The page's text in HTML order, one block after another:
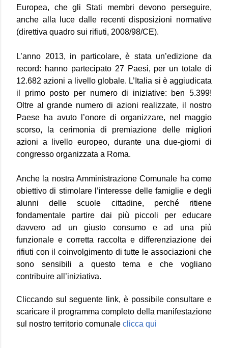
Europea, che gli Stati membri devono perseguire,
anche alla luce dalle recenti disposizioni normative
(direttiva quadro sui rifiuti, 2008/98/CE).
L’anno 2013, in particolare, è stata un’edizione da
record: hanno partecipato 27 Paesi, per un totale di
12.682 azioni a livello globale. L’Italia si è aggiudicata
il primo posto per numero di iniziative: ben 5.399!
Oltre al grande numero di azioni realizzate, il nostro
Paese ha avuto l’onore di organizzare, nel maggio
scorso, la cerimonia di premiazione delle migliori
azioni a livello europeo, durante una due-giorni di
congresso organizzata a Roma.
Anche la nostra Amministrazione Comunale ha come
obiettivo di stimolare l’interesse delle famiglie e degli
alunni delle scuole cittadine, perché ritiene
fondamentale partire dai più piccoli per educare
davvero ad un giusto consumo e ad una più
funzionale e corretta raccolta e differenziazione dei
rifiuti con il coinvolgimento di tutte le associazioni che
sono sensibili a questo tema e che vogliano
contribuire all’iniziativa.
Cliccando sul seguente link, è possibile consultare e
scaricare il programma completo della manifestazione
sul nostro territorio comunale clicca qui